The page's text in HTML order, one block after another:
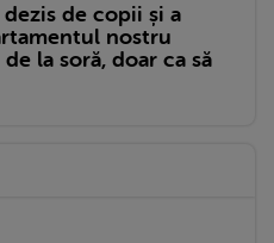
dezis de copii și a
nostru
la soră, doar ca să